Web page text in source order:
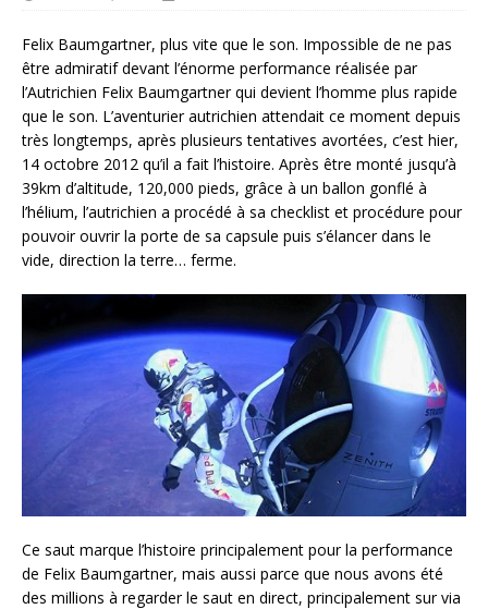
Felix Baumgartner, plus vite que le son. Impossible de ne pas
être admiratif devant l’énorme performance réalisée par
l’Autrichien Felix Baumgartner qui devient l’homme plus rapide
que le son. L’aventurier autrichien attendait ce moment depuis
très longtemps, après plusieurs tentatives avortées, c’est hier,
14 octobre 2012 qu’il a fait l’histoire. Après être monté jusqu’à
39km d’altitude, 120,000 pieds, grâce à un ballon gonflé à
l’hélium, l’autrichien a procédé à sa checklist et procédure pour
pouvoir ouvrir la porte de sa capsule puis s’élancer dans le
vide, direction la terre… ferme.
Ce saut marque l’histoire principalement pour la performance
de Felix Baumgartner, mais aussi parce que nous avons été
des millions à regarder le saut en direct, principalement sur via